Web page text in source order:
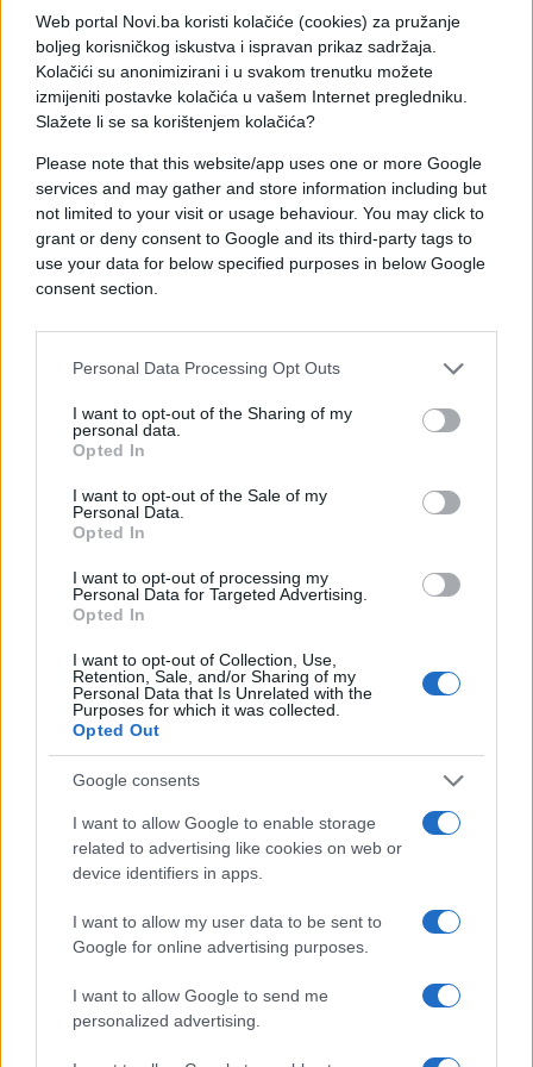
Web portal Novi.ba koristi kolačiće (cookies) za pružanje
boljeg korisničkog iskustva i ispravan prikaz sadržaja.
Kolačići su anonimizirani i u svakom trenutku možete
izmijeniti postavke kolačića u vašem Internet pregledniku.
Slažete li se sa korištenjem kolačića?
Please note that this website/app uses one or more Google
services and may gather and store information including but
not limited to your visit or usage behaviour. You may click to
grant or deny consent to Google and its third-party tags to
use your data for below specified purposes in below Google
consent section.
Personal Data Processing Opt Outs
I want to opt-out of the Sharing of my
personal data.
Opted In
I want to opt-out of the Sale of my
Personal Data.
Opted In
I want to opt-out of processing my
Personal Data for Targeted Advertising.
Opted In
I want to opt-out of Collection, Use,
Retention, Sale, and/or Sharing of my
Personal Data that Is Unrelated with the
Purposes for which it was collected.
Opted Out
Google consents
I want to allow Google to enable storage
related to advertising like cookies on web or
device identifiers in apps.
I want to allow my user data to be sent to
Google for online advertising purposes.
I want to allow Google to send me
personalized advertising.
Državnog univerziteta u Novom Pazaru ostalo bez
statusa studenta, dok je oko 30 profesora izgubilo
posao.
#novi pazar #studentski protest